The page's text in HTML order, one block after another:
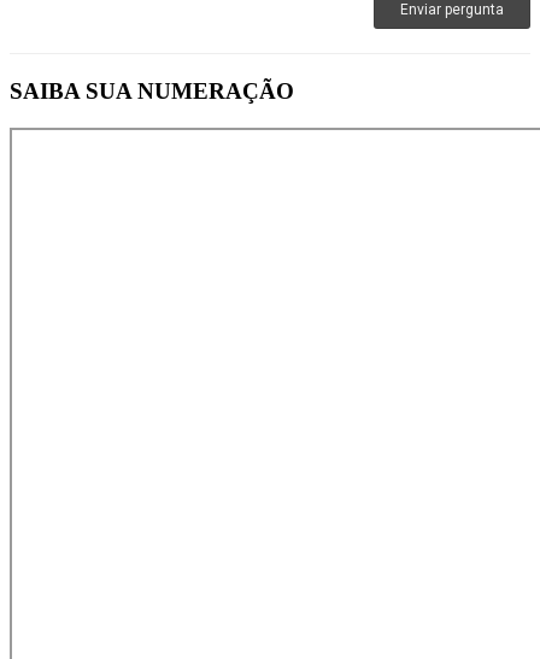
Enviar pergunta
SAIBA SUA NUMERAÇÃO